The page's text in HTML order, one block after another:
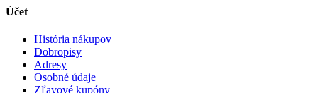
Účet
História nákupov
Dobropisy
Adresy
Osobné údaje
Zľavové kupóny